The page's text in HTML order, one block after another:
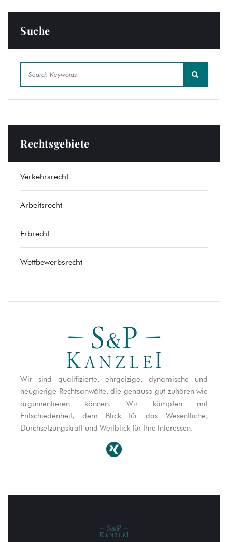
Suche
Rechtsgebiete
Verkehrsrecht
Arbeitsrecht
Erbrecht
Wettbewerbsrecht
Wir sind qualifizierte, ehrgeizige, dynamische und
neugierige Rechtsanwälte, die genauso gut zuhören wie
argumentieren können. Wir kämpfen mit
Entschiedenheit, dem Blick für das Wesentliche,
Durchsetzungskraft und Weitblick für Ihre Interessen.